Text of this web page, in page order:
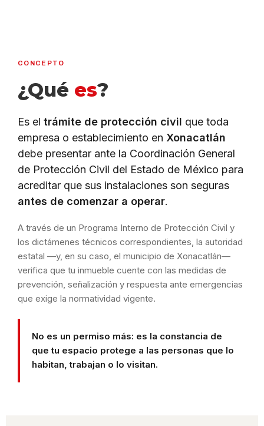
CONCEPTO
¿Qué es?
Es el trámite de protección civil que toda
empresa o establecimiento en Xonacatlán
debe presentar ante la Coordinación General
de Protección Civil del Estado de México para
acreditar que sus instalaciones son seguras
antes de comenzar a operar.
A través de un Programa Interno de Protección Civil y
los dictámenes técnicos correspondientes, la autoridad
estatal —y, en su caso, el municipio de Xonacatlán—
verifica que tu inmueble cuente con las medidas de
prevención, señalización y respuesta ante emergencias
que exige la normatividad vigente.
No es un permiso más: es la constancia de
que tu espacio protege a las personas que lo
habitan, trabajan o lo visitan.